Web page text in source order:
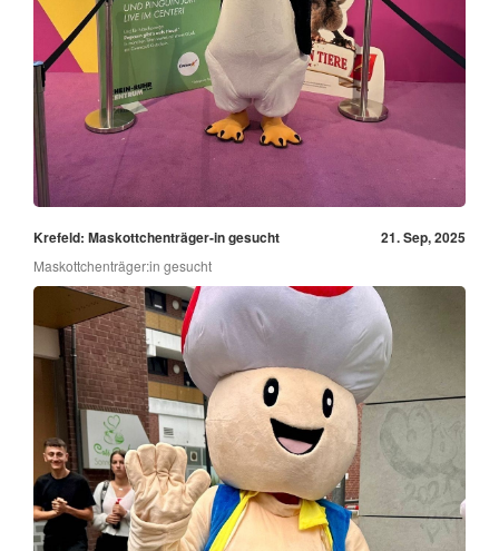
Krefeld: Maskottchenträger-in gesucht 21. Sep, 2025
Maskottchenträger:in gesucht